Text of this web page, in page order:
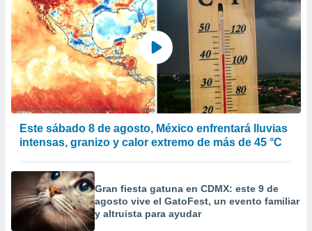
Este sábado 8 de agosto, México enfrentará lluvias
intensas, granizo y calor extremo de más de 45 °C
Gran fiesta gatuna en CDMX: este 9 de
agosto vive el GatoFest, un evento familiar
y altruista para ayudar